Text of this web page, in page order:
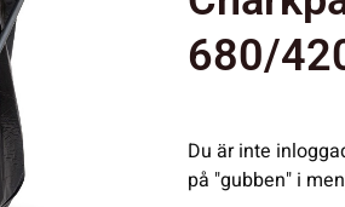
680/
Du är inte
på "gubben" i